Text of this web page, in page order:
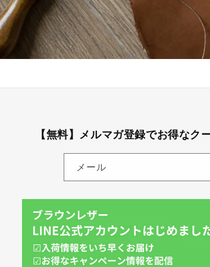
【無料】メルマガ登録でお得なク
メール